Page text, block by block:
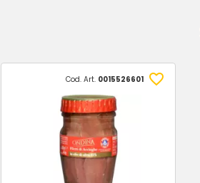
Cod. Art. 0015526601